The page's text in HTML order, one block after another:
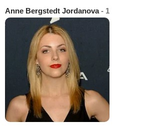
Anne Bergstedt Jordanova- 1